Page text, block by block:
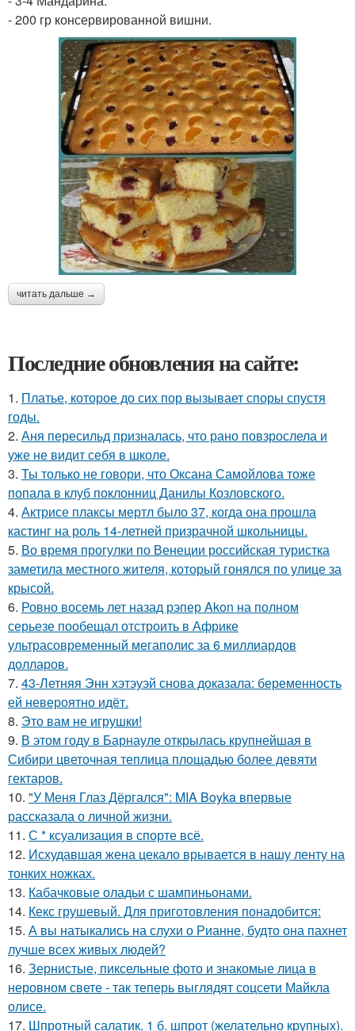
- 200 гр консервированной вишни.
читать дальше →
Последние обновления на сайте:
1. Платье, которое до сих пор вызывает споры спустя
годы.
2. Аня пересильд призналась, что рано повзрослела и
уже не видит себя в школе.
3. Ты только не говори, что Оксана Самойлова тоже
попала в клуб поклонниц Данилы Козловского.
4. Актрисе плаксы мертл было 37, когда она прошла
кастинг на роль 14-летней призрачной школьницы.
5. Во время прогулки по Венеции российская туристка
заметила местного жителя, который гонялся по улице за
крысой.
6. Ровно восемь лет назад рэпер Akon на полном
серьезе пообещал отстроить в Африке
ультрасовременный мегаполис за 6 миллиардов
долларов.
7. 43-Летняя Энн хэтэуэй снова доказала: беременность
ей невероятно идёт.
8. Это вам не игрушки!
9. В этом году в Барнауле открылась крупнейшая в
Сибири цветочная теплица площадью более девяти
гектаров.
10. "У Меня Глаз Дёргался": MIA Boyka впервые
рассказала о личной жизни.
11. С * ксуализация в спорте всё.
12. Исхудавшая жена цекало врывается в нашу ленту на
тонких ножках.
13. Кабачковые оладьи с шампиньонами.
14. Кекс грушевый. Для приготовления понадобится:
15. А вы натыкались на слухи о Рианне, будто она пахнет
лучше всех живых людей?
16. Зернистые, пиксельные фото и знакомые лица в
неровном свете - так теперь выглядят соцсети Майкла
олисе.
17. Шпротный салатик. 1 б. шпрот (желательно крупных).